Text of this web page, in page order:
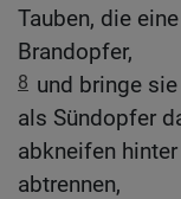
Tauben, die
Brandopfer,
8 und bringe
als Sündopfer
abkneifen
abtrennen,